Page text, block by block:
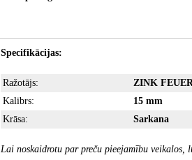
Specifikācijas:
Ražotājs:
ZINK
Kalibrs:
15 mm
Krāsa:
Sarkana
Lai noskaidrotu par preču pieejamību veikalos,